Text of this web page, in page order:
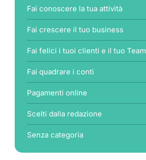
Fai conoscere la tua attività
Fai crescere il tuo business
Fai felici i tuoi clienti e il tuo Team
Fai quadrare i conti
Pagamenti online
Scelti dalla redazione
Senza categoria